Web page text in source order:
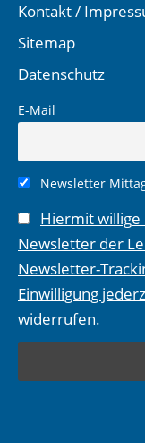
Kontakt /
Sitemap
Datenschutz
E-Mail
Newsletter
Hiermit willige
Newsletter der
Newsletter-
Einwilligung
widerrufen.